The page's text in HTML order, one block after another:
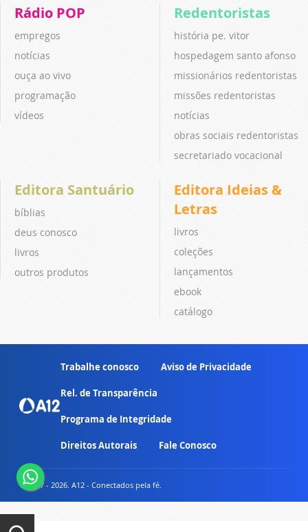
Rádio POP
empregos
notícias
ouça ao vivo
programação
vídeos
Redentoristas
história pe. vitor
hospedagem santo afonso
missionários redentoristas
missões redentoristas
notícias
obras sociais redentoristas
secretariado vocacional
Editora Santuário
bíblias
deus conosco
livros
outros produtos
Editora Ideias &
Letras
livros
coleções
lançamentos
ebook
catálogo
Trabalhe conosco Aviso de Privacidade
Rel. de Transparência
Programa de Integridade
Direitos Autorais Fale Conosco
© 2007 - 2026. A12 - Conectados pela fé.